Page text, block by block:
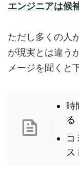
エンジニアは候
ただし多くの人
が現実とは違う
メージを聞くと
時
る
コ
ス